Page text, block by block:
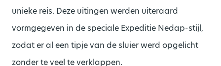
unieke reis. Deze uitingen werden uiteraard
vormgegeven in de speciale Expeditie Nedap-stijl,
zodat er al een tipje van de sluier werd opgelicht
zonderteveel te verklappen.